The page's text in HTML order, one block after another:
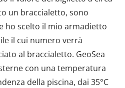
un braccialetto, sono
ho scelto il mio armadietto
il cui numero verrà
al braccialetto. GeoSea
con una temperatura
della piscina, dai 35°C